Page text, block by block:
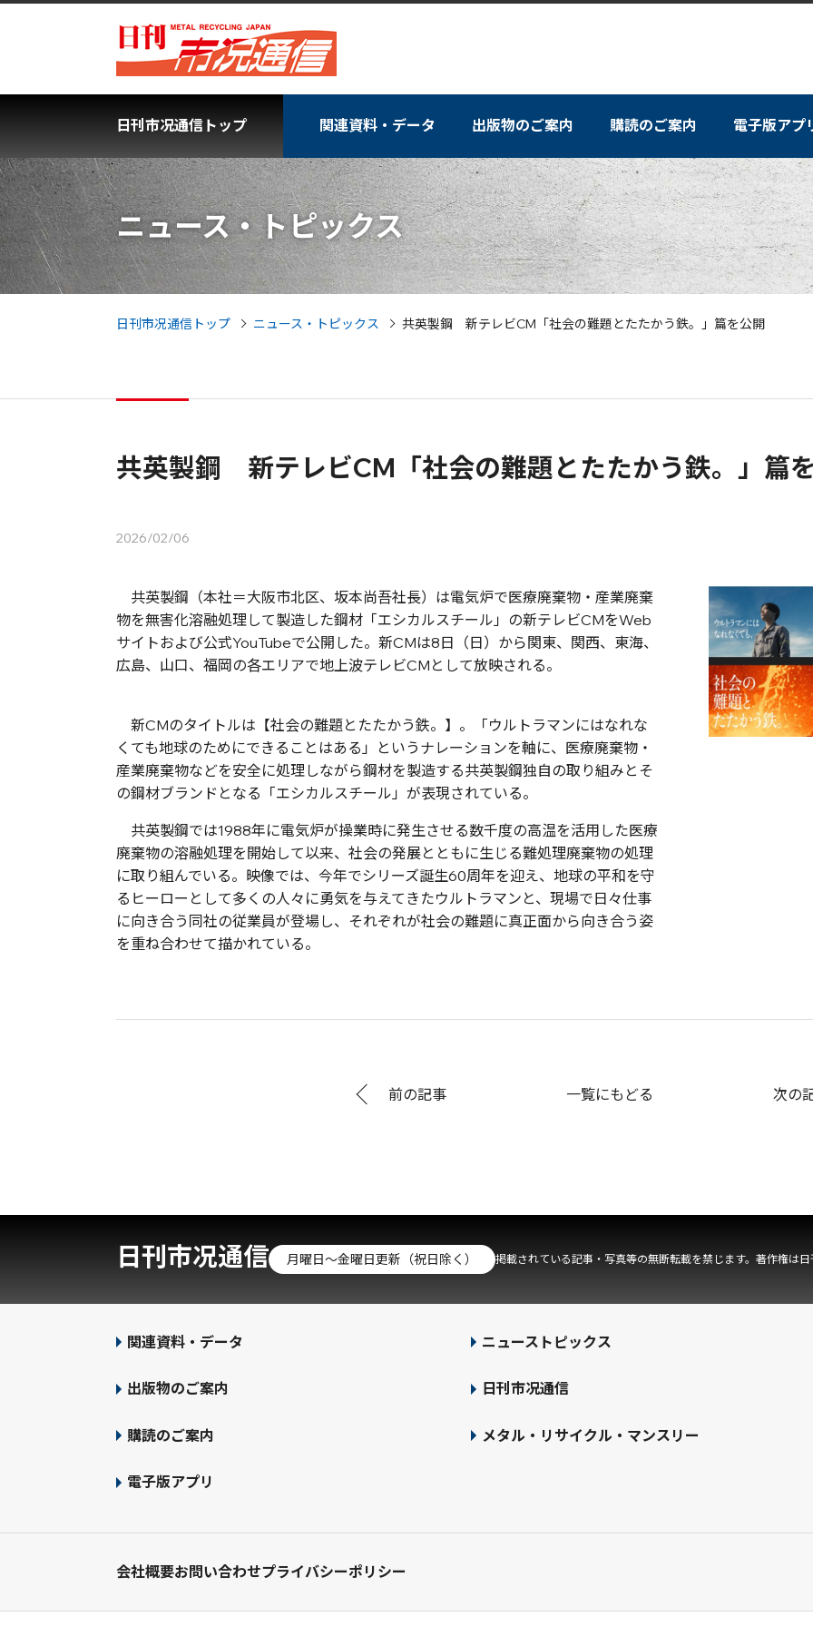
日刊市况通信トップ 関連資料・データ 出版物のご案内 購読のご案内 電子版アプ
ニュース・トピックス
日刊市况通信トップ ニュース・トピックス 共英製鋼 新テレビCM「社会の難題とたたかう鉄。」篇を公開
共英製鋼 新テレビCM「社会の難題とたたかう鉄。」篇
2026/02/06
共英製鋼（本社＝大阪市北区、坂本尚吾社長）は電気炉で医療廃棄物・産業廃棄
物を無害化溶融処理して製造した鋼材「エシカルスチール」の新テレビCMをWeb
サイトおよび公式YouTubeで公開した。新CMは8日（日）から関東、関西、東海、
広島、山口、福岡の各エリアで地上波テレビCMとして放映される。
新CMのタイトルは【社会の難題とたたかう鉄。】。「ウルトラマンにはなれな
くても地球のためにできることはある」というナレーションを軸に、医療廃棄物・
産業廃棄物などを安全に処理しながら鋼材を製造する共英製鋼独自の取り組みとそ
の鋼材ブランドとなる「エシカルスチール」が表現されている。
共英製鋼では1988年に電気炉が操業時に発生させる数千度の高温を活用した医療
廃棄物の溶融処理を開始して以来、社会の発展とともに生じる難処理廃棄物の処理
に取り組んでいる。映像では、今年でシリーズ誕生60周年を迎え、地球の平和を守
るヒーローとして多くの人々に勇気を与えてきたウルトラマンと、現場で日々仕事
に向き合う同社の従業員が登場し、それぞれが社会の難題に真正面から向き合う姿
を重ね合わせて描かれている。
前の記事 一覧にもどる 次の
日刊市况通信 月曜日～金曜日更新（祝日除く） 掲載されている記事・写真等の無断転載を禁じます。著作権は
関連資料・データ
出版物のご案内
購読のご案内
電子版アプリ
ニューストピックス
日刊市况通信
メタル・リサイクル・マンスリー
会社概要お問い合わせプライバシーポリシー